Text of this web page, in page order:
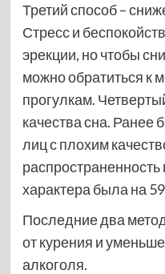
Третий способ –
Стресс и
эрекции, но чтобы
можно обратиться к
прогулкам.
качества сна. Ранее
лиц с плохим
характера была на
Последние два
от курения и
алкоголя.